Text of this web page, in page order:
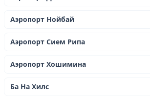
Аэропорт Нойбай
Аэропорт Сием Рипа
Аэропорт Хошимина
Ба На Хилс